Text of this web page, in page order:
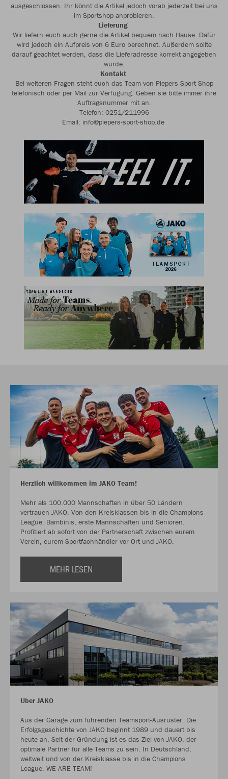
ausgeschlossen. Ihr könnt die Artikel jedoch vorab jederzeit bei uns
im Sportshop anprobieren.
Lieferung
Wir liefern euch auch gerne die Artikel bequem nach Hause. Dafür
wird jedoch ein Aufpreis von 6 Euro berechnet. Außerdem sollte
darauf geachtet werden, dass die Lieferadresse korrekt angegeben
wurde.
Kontakt
Bei weiteren Fragen steht euch das Team von Piepers Sport Shop
telefonisch oder per Mail zur Verfügung. Geben sie bitte immer ihre
Auftragsnummer mit an.
Telefon: 0251/211996
Email: info@piepers-sport-shop.de
Herzlich willkommen im JAKO Team!
Mehr als 100.000 Mannschaften in über 50 Ländern
vertrauen JAKO. Von den Kreisklassen bis in die Champions
League. Bambinis, erste Mannschaften und Senioren.
Profitiert ab sofort von der Partnerschaft zwischen eurem
Verein, eurem Sportfachhändler vor Ort und JAKO.
MEHR LESEN
Über JAKO
Aus der Garage zum führenden Teamsport-Ausrüster. Die
Erfolgsgeschichte von JAKO beginnt 1989 und dauert bis
heute an. Seit der Gründung ist es das Ziel von JAKO, der
optimale Partner für alle Teams zu sein. In Deutschland,
weltweit und von der Kreisklasse bis in die Champions
League. WE ARE TEAM!